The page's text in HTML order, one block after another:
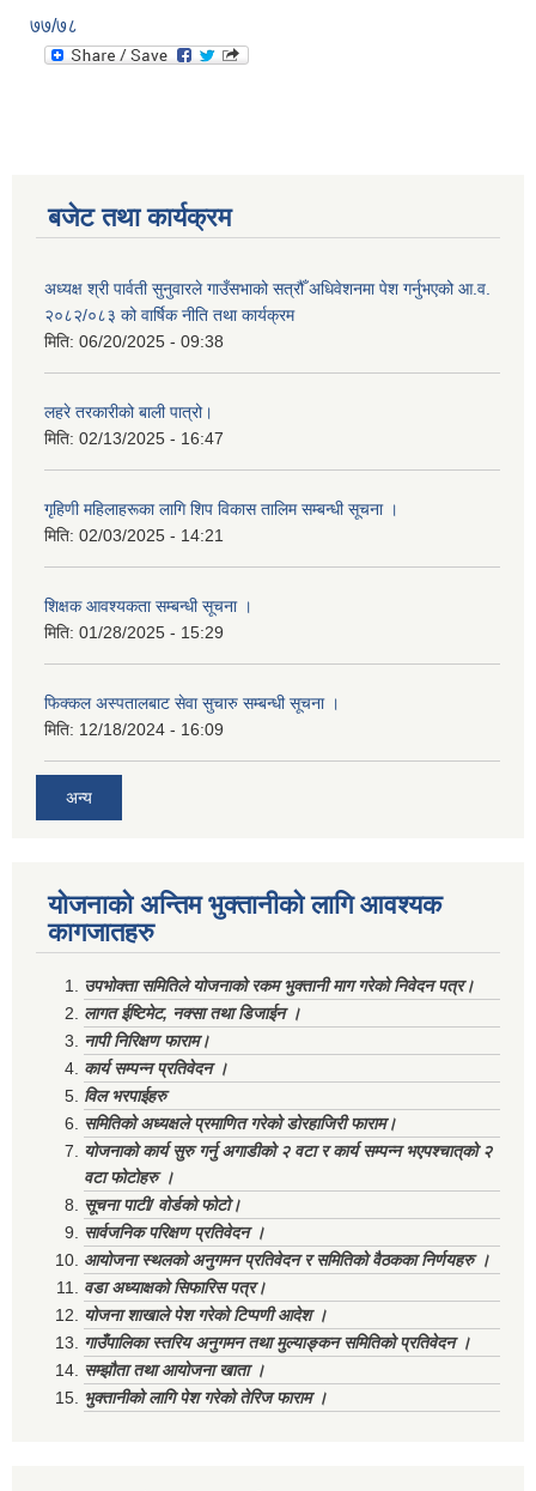
७७/७८
बजेट तथा कार्यक्रम
अध्यक्ष श्री पार्वती सुनुवारले गाउँसभाको सत्रौँ अधिवेशनमा पेश गर्नुभएको आ.व.
२०८२/०८३ को वार्षिक नीति तथा कार्यक्रम
मिति: 06/20/2025 - 09:38
लहरे तरकारीको बाली पात्रो।
मिति: 02/13/2025 - 16:47
गृहिणी महिलाहरूका लागि शिप विकास तालिम सम्बन्धी सूचना ‌।
मिति: 02/03/2025 - 14:21
शिक्षक आवश्यकता सम्बन्धी सूचना ।
मिति: 01/28/2025 - 15:29
फिक्कल अस्पतालबाट सेवा सुचारु सम्बन्धी सूचना ।
मिति: 12/18/2024 - 16:09
अन्य
योजनाको अन्तिम भुक्तानीको लागि आवश्यक
कागजातहरु
उपभोक्ता समितिले योजनाको रकम भुक्तानी माग गरेको निवेदन पत्र।
लागत ईष्टिमेट, नक्सा तथा डिजाईन ।
नापी निरिक्षण फाराम।
कार्य सम्पन्न प्रतिवेदन ।
विल भरपाईहरु
समितिको अध्यक्षले प्रमाणित गरेको डोरहाजिरी फाराम।
योजनाको कार्य सुरु गर्नु अगाडीको २ वटा र कार्य सम्पन्न भएपश्चात्‌को २
वटा फोटोहरु ।
सूचना पाटी/ वोर्डको फोटो।
सार्वजनिक परिक्षण प्रतिवेदन ।
आयोजना स्थलको अनुगमन प्रतिवेदन र समितिको वैठकका निर्णयहरु ।
वडा अध्याक्षको सिफारिस पत्र।
योजना शाखाले पेश गरेको टिप्पणी आदेश ।
गाउँपालिका स्तरिय अनुगमन तथा मुल्याङ्कन समितिको प्रतिवेदन ।
सम्झौता तथा आयोजना खाता ।
भुक्तानीको लागि पेश गरेको तेरिज फाराम ।